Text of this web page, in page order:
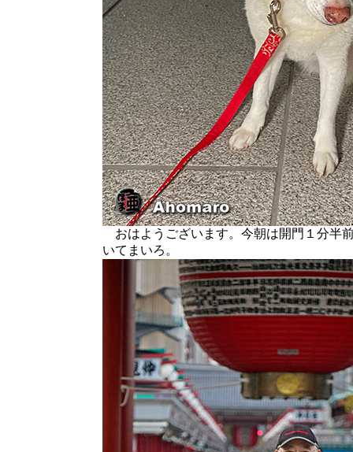
おはようございます。今朝は開門１分半
いてまいろ。